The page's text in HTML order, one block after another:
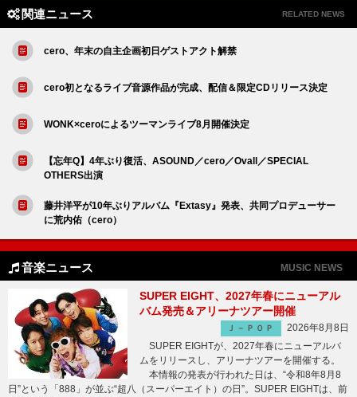
関連ニュース RELATED NEWS
cero、年末の自主企画初日ゲストアクト解禁
cero初となるライブ音源作品が完成、配信＆限定CDリリース決定
WONK×ceroによるツーマンライブ8月開催決定
【忘年Q】4年ぶり復活、ASOUND／cero／Ovall／SPECIAL
OTHERS出演
藤井洋平が10年ぶりアルバム『Extasy』発表、共同プロデューサー
に荒内佑（cero）
音楽ニュース MUSIC NEWS
SUPER EIGHT、2027年春にニューアル
バム発売＆アリーナツアー開催
Ｊ－ＰＯＰ
2026年8月8日
SUPER EIGHTが、2027年春にニューアルバ
ムをリリースし、アリーナツアーを開催する。
本情報の発表が行われた日は、“令和8年8月8
日”という「888」が並ぶ“超八（スーパーエイト）の日”。SUPER EIGHTは、前